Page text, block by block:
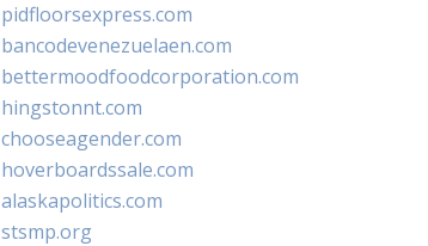
pidfloorsexpress.com
bancodevenezuelaen.com
bettermoodfoodcorporation.com
hingstonnt.com
chooseagender.com
hoverboardssale.com
alaskapolitics.com
stsmp.org